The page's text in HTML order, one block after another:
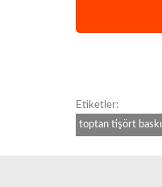
Etiketler:
toptan tişört baskı